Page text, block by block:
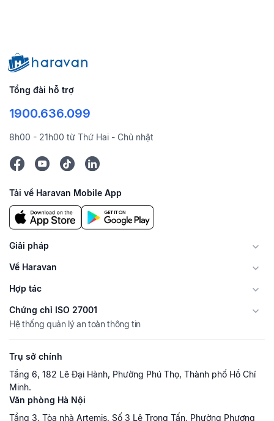
Tổng đài hỗ trợ
1900.636.099
8h00 - 21h00 từ Thứ Hai - Chủ nhật
Tải về Haravan Mobile App
Giải pháp
Về Haravan
Hợp tác
Chứng chỉ ISO 27001
Hệ thống quản lý an toàn thông tin
Trụ sở chính
Tầng 6, 182 Lê Đại Hành, Phường Phú Thọ, Thành phố Hồ Chí
Minh.
Văn phòng Hà Nội
Tầng 3, Tòa nhà Artemis, Số 3 Lê Trọng Tấn, Phường Phương